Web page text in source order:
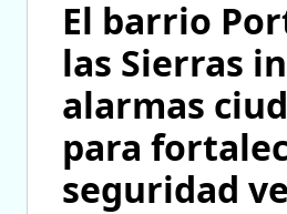
El barrio
las Sierras
alarmas
para
seguridad